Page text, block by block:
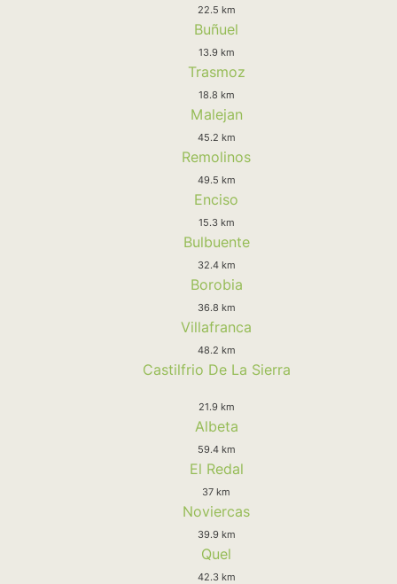
22.5 km
Buñuel
13.9 km
Trasmoz
18.8 km
Malejan
45.2 km
Remolinos
49.5 km
Enciso
15.3 km
Bulbuente
32.4 km
Borobia
36.8 km
Villafranca
48.2 km
Castilfrio De La Sierra
21.9 km
Albeta
59.4 km
El Redal
37 km
Noviercas
39.9 km
Quel
42.3 km